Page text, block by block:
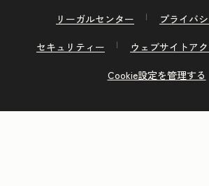
リーガルセンター
プライバ
セキュリティー
ウェブサイトア
Cookie設定を管理する